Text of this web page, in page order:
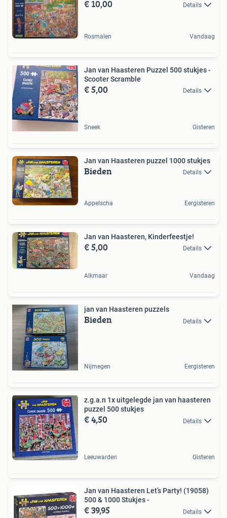
€ 10,00 Details
Rosmalen Vandaag
Jan van Haasteren Puzzel 500 stukjes -
Scooter Scramble
€ 5,00 Details
Sneek Gisteren
Jan van Haasteren puzzel 1000 stukjes
Bieden Details
Appelscha Eergisteren
Jan van Haasteren, Kinderfeestje!
€ 5,00 Details
Alkmaar Vandaag
jan van Haasteren puzzels
Bieden Details
Nijmegen Eergisteren
z.g.a.n 1x uitgelegde jan van haasteren
puzzel 500 stukjes
€ 4,50 Details
Leeuwarden Gisteren
Jan van Haasteren Let’s Party! (19058)
500 & 1000 Stukjes -
€ 39,95 Details